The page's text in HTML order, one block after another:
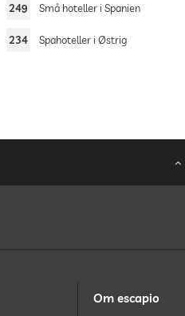
249 Små hoteller i Spanien
234 Spahoteller i Østrig
Om escapio